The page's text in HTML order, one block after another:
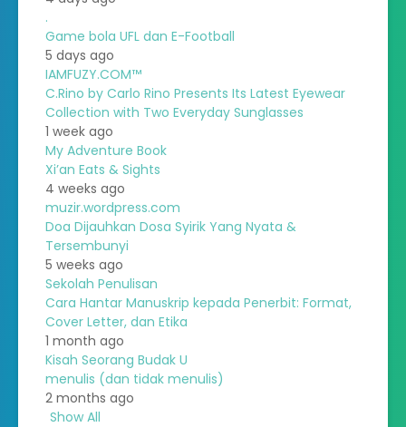
.
Game bola UFL dan E-Football
5 days ago
IAMFUZY.COM™
C.Rino by Carlo Rino Presents Its Latest Eyewear
Collection with Two Everyday Sunglasses
1 week ago
My Adventure Book
Xi’an Eats & Sights
4 weeks ago
muzir.wordpress.com
Doa Dijauhkan Dosa Syirik Yang Nyata &
Tersembunyi
5 weeks ago
Sekolah Penulisan
Cara Hantar Manuskrip kepada Penerbit: Format,
Cover Letter, dan Etika
1 month ago
Kisah Seorang Budak U
menulis (dan tidak menulis)
2 months ago
Show All